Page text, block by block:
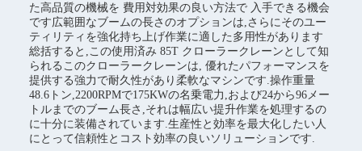
た高品質の機械を 費用対効果の良い方法で 入手できる機会
です広範囲なブームの長さのオプションは,さらにそのユー
ティリティを強化持ち上げ作業に適した多用性があります
総括すると,この使用済み 85T クローラークレーンとして知
られるこのクローラークレーンは, 優れたパフォーマンスを
提供する強力で耐久性があり柔軟なマシンです.操作重量
48.6トン,2200RPMで175KWの名乗電力,および24から96メー
トルまでのブーム長さ,それは幅広い提升作業を処理するの
に十分に装備されています.生産性と効率を最大化したい人
にとって信頼性とコスト効率の良いソリューションです.